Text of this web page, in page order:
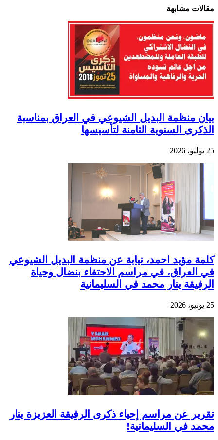
مقالات مشابهة
بيان منظمة البديل الشيوعي في العراق بمناسبة
الذكرى السنوية الثامنة لتأسيسها
25 يوليو، 2026
كلمة مؤيد احمد، نيابة عن منظمة البديل الشيوعي
في العراق، في مراسم الاحتفاء بنضال وحياة
الرفيقة ينار محمد في السليمانية
25 يونيو، 2026
تقرير عن مراسم إحياء ذكرى الرفيقة العزيزة ينار
محمد في السليمانية!